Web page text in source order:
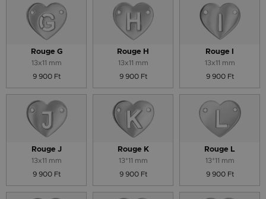
Rouge G
13x11 mm
9 900 Ft
Rouge H
13x11 mm
9 900 Ft
Rouge I
13x11 mm
9 900 Ft
Rouge J
13x11 mm
9 900 Ft
Rouge K
13*11 mm
9 900 Ft
Rouge L
13*11 mm
9 900 Ft